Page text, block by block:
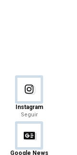
Instagram
Seguir
Google News